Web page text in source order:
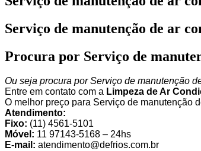
Serviço de manutenção de ar
Procura por Serviço de
Ou seja procura por Serviço de manutenção
Entre em contato com a Limpeza de Ar
O melhor preço para Serviço de manutenção
Atendimento:
Fixo: (11) 4561-5101
Móvel: 11 97143-5168 – 24hs
E-mail: atendimento@defrios.com.br